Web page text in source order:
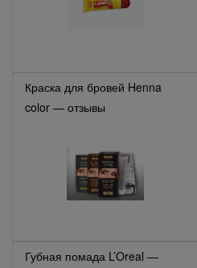
Краска для бровей Henna
color — отзывы
Губная помада L’Oreal —